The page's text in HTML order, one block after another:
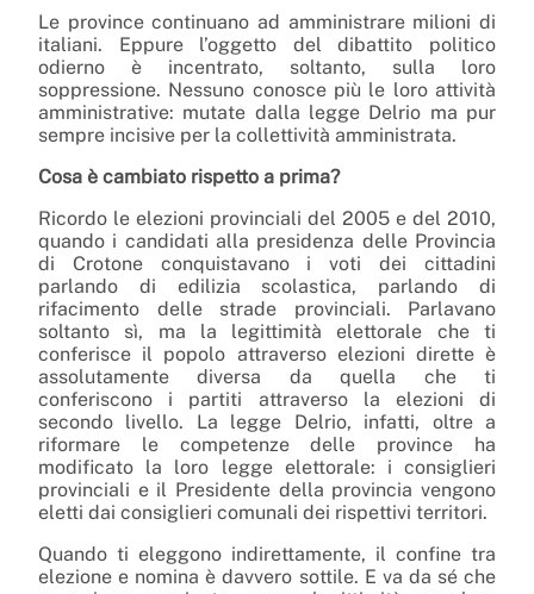
Le province continuano ad amministrare milioni di
italiani. Eppure l’oggetto del dibattito politico
odierno è incentrato, soltanto, sulla loro
soppressione. Nessuno conosce più le loro attività
amministrative: mutate dalla legge Delrio ma pur
sempre incisive per la collettività amministrata.
Cosa è cambiato rispetto a prima?
Ricordo le elezioni provinciali del 2005 e del 2010,
quando i candidati alla presidenza delle Provincia
di Crotone conquistavano i voti dei cittadini
parlando di edilizia scolastica, parlando di
rifacimento delle strade provinciali. Parlavano
soltanto sì, ma la legittimità elettorale che ti
conferisce il popolo attraverso elezioni dirette è
assolutamente diversa da quella che ti
conferiscono i partiti attraverso la elezioni di
secondo livello. La legge Delrio, infatti, oltre a
riformare le competenze delle province ha
modificato la loro legge elettorale: i consiglieri
provinciali e il Presidente della provincia vengono
eletti dai consiglieri comunali dei rispettivi territori.
Quando ti eleggono indirettamente, il confine tra
elezione e nomina è davvero sottile. E va da sé che